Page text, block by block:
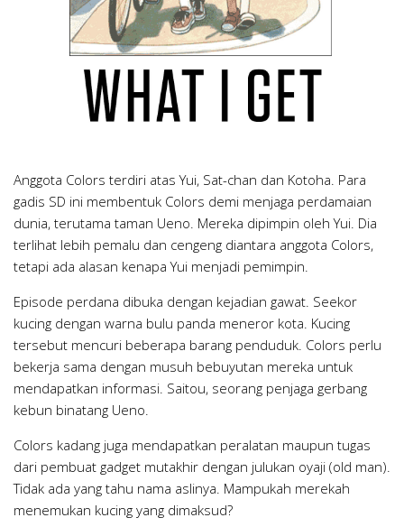
Anggota Colors terdiri atas Yui, Sat-chan dan Kotoha. Para
gadis SD ini membentuk Colors demi menjaga perdamaian
dunia, terutama taman Ueno. Mereka dipimpin oleh Yui. Dia
terlihat lebih pemalu dan cengeng diantara anggota Colors,
tetapi ada alasan kenapa Yui menjadi pemimpin.
Episode perdana dibuka dengan kejadian gawat. Seekor
kucing dengan warna bulu panda meneror kota. Kucing
tersebut mencuri beberapa barang penduduk. Colors perlu
bekerja sama dengan musuh bebuyutan mereka untuk
mendapatkan informasi. Saitou, seorang penjaga gerbang
kebun binatang Ueno.
Colors kadang juga mendapatkan peralatan maupun tugas
dari pembuat gadget mutakhir dengan julukan oyaji (old man).
Tidak ada yang tahu nama aslinya. Mampukah merekah
menemukan kucing yang dimaksud?